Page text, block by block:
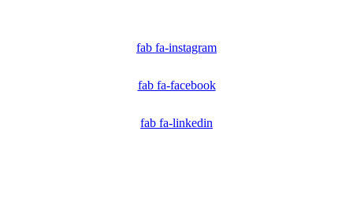
fab fa-instagram
fab fa-facebook
fab fa-linkedin